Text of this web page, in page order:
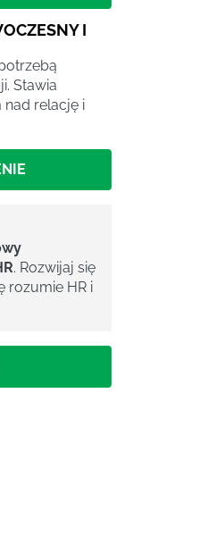
I
Stawia
relację i
. Rozwijaj się
rozumie HR i